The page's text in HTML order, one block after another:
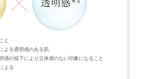
と
よる透明感のある肌
感の低下により立体感のない印象になること
よる